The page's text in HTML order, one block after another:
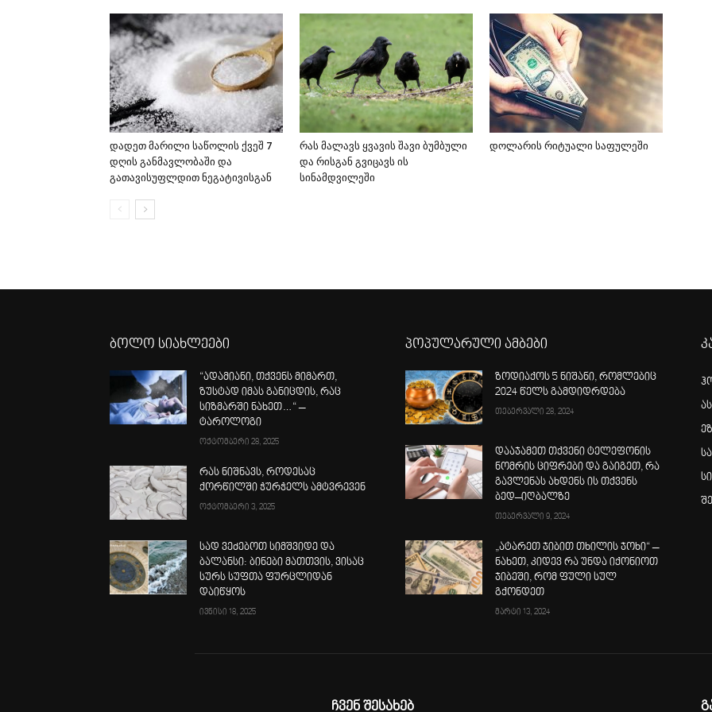
დადეთ მარილი საწოლის ქვეშ 7
დღის განმავლობაში და
გათავისუფლდით ნეგატივისგან
რას მალავს ყვავის შავი ბუმბული
და რისგან გვიცავს ის
სინამდვილეში
დოლარის რიტუალი საფულეში
ბოლო სიახლეები
“ადამიანი, თქვენს მიმართ,
ზუსტად იმას განიცდის, რაც
სიზმარში ნახეთ…“ –
ტაროლოგი
ოქტომბერი 28, 2025
რას ნიშნავს, როდესაც
ქორწილში ჭურჭელს ამტვრევენ
ოქტომბერი 3, 2025
სად ვეძებოთ სიმშვიდე და
ბალანსი: ბინები მათთვის, ვისაც
სურს სუფთა ფურცლიდან
დაიწყოს
ივნისი 18, 2025
პოპულარული ამბები
ზოდიაქოს 5 ნიშანი, რომლებიც
2024 წელს გამდიდრდება
თებერვალი 28, 2024
დააჯამეთ თქვენი ტელეფონის
ნომრის ციფრები და გაიგეთ, რა
გავლენას ახდენს ის თქვენს
ბედ–იღბალზე
თებერვალი 9, 2024
„ატარეთ ჯიბით თხილის ჯოხი“ –
ნახეთ, კიდევ რა უნდა იქონიოთ
ჯიბეში, რომ ფული სულ
გქონდეთ
მარტი 13, 2024
ჩვენ შესახებ